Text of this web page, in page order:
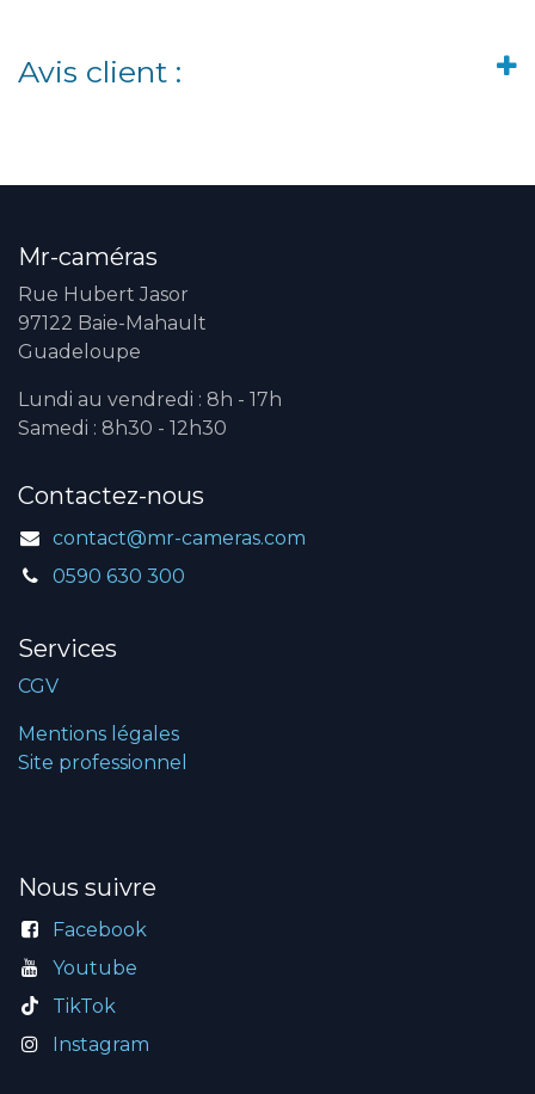
Avis client :
Mr-caméras
Rue Hubert Jasor
97122 Baie-Mahault
Guadeloupe
Lundi au vendredi : 8h - 17h
Samedi : 8h30 - 12h30
Contactez-nous
contact@mr-cameras.com
0590 630 300
Services
CGV
Mentions légales
Site professionnel
Nous suivre
Facebook
Youtube
TikTok
Instagram